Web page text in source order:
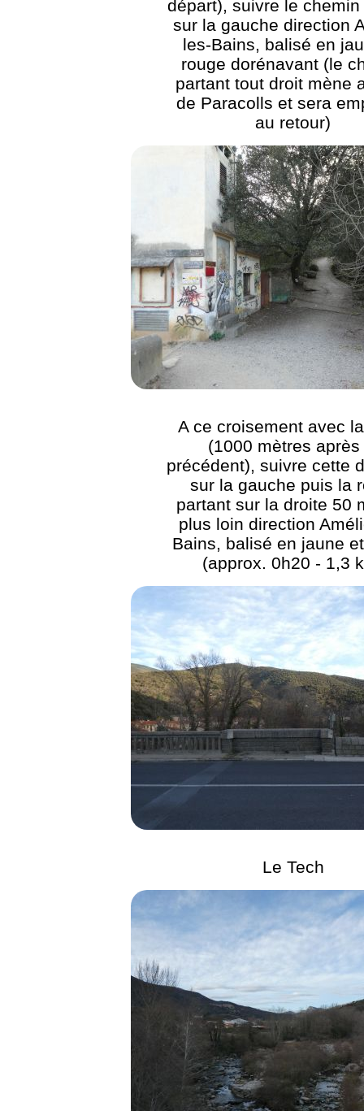
départ), suivre le chemin
sur la gauche direction
les-Bains, balisé en
rouge dorénavant (le
partant tout droit mène
de Paracolls et sera
au retour)
A ce croisement avec
(1000 mètres après
précédent), suivre cette
sur la gauche puis la
partant sur la droite 50
plus loin direction
Bains, balisé en jaune
(approx. 0h20 - 1,3
Le Tech